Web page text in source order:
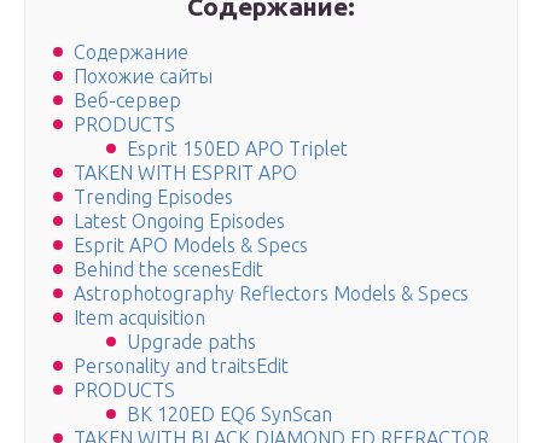
Содержание:
Содержание
Похожие сайты
Веб-сервер
PRODUCTS
Esprit 150ED APO Triplet
TAKEN WITH ESPRIT APO
Trending Episodes
Latest Ongoing Episodes
Esprit APO Models & Specs
Behind the scenesEdit
Astrophotography Reflectors Models & Specs
Item acquisition
Upgrade paths
Personality and traitsEdit
PRODUCTS
BK 120ED EQ6 SynScan
TAKEN WITH BLACK DIAMOND ED REFRACTOR